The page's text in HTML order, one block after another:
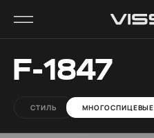
F-1847
СТИЛЬ МНОГОСПИЦЕВЫЕ